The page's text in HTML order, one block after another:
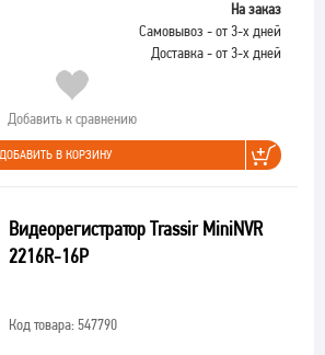
На заказ
Самовывоз - от 3-х дней
Доставка - от 3-х дней
Добавить к сравнению
ДОБАВИТЬ В КОРЗИНУ
Видеорегистратор Trassir MiniNVR
2216R-16P
Код товара: 547790